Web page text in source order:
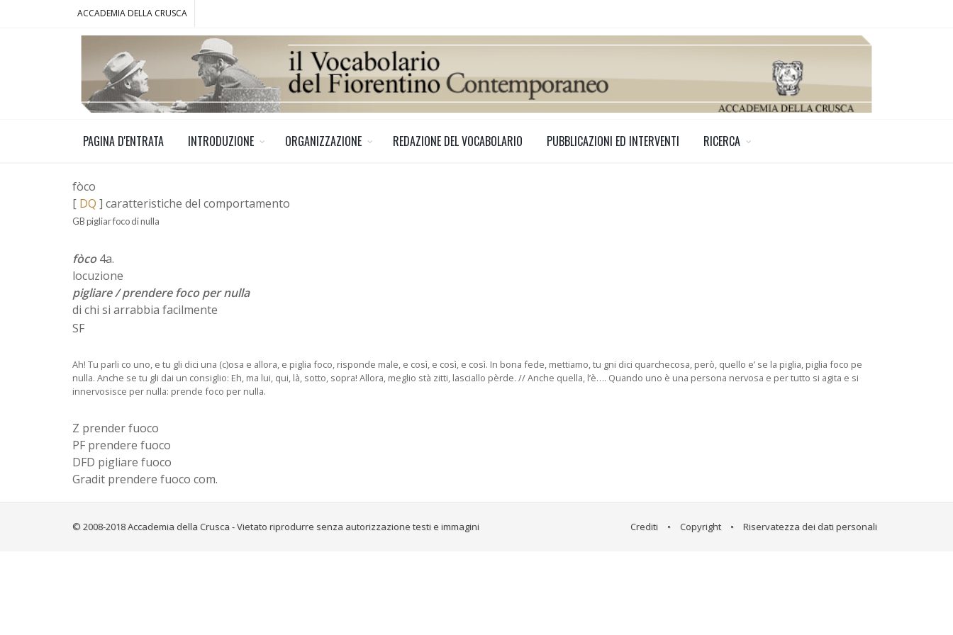
ACCADEMIA DELLA CRUSCA
PAGINA D'ENTRATA INTRODUZIONE ORGANIZZAZIONE REDAZIONE DEL VOCABOLARIO PUBBLICAZIONI ED INTERVENTI RICERCA
fòco
[ DQ ] caratteristiche del comportamento
GB pigliar foco di nulla
fòco4a.
locuzione
pigliare / prendere foco per nulla
di chi si arrabbia facilmente
SF
Ah! Tu parli co uno, e tu gli dici una (c)osa e allora, e piglia foco, risponde male, e così, e così, e così. In bona fede, mettiamo, tu gni dici quarchecosa, però, quello e’ se la piglia, piglia foco pe
nulla. Anche se tu gli dai un consiglio: Eh, ma lui, qui, là, sotto, sopra! Allora, meglio stà zitti, lasciallo pèrde. // Anche quella, l’è…. Quando uno è una persona nervosa e per tutto si agita e si
innervosisce per nulla: prende foco per nulla.
Z prender fuoco
PF prendere fuoco
DFD pigliare fuoco
Gradit prendere fuoco com.
Crediti • Copyright • Riservatezza dei dati personali
© 2008-2018 Accademia della Crusca - Vietato riprodurre senza autorizzazione testi e immagini